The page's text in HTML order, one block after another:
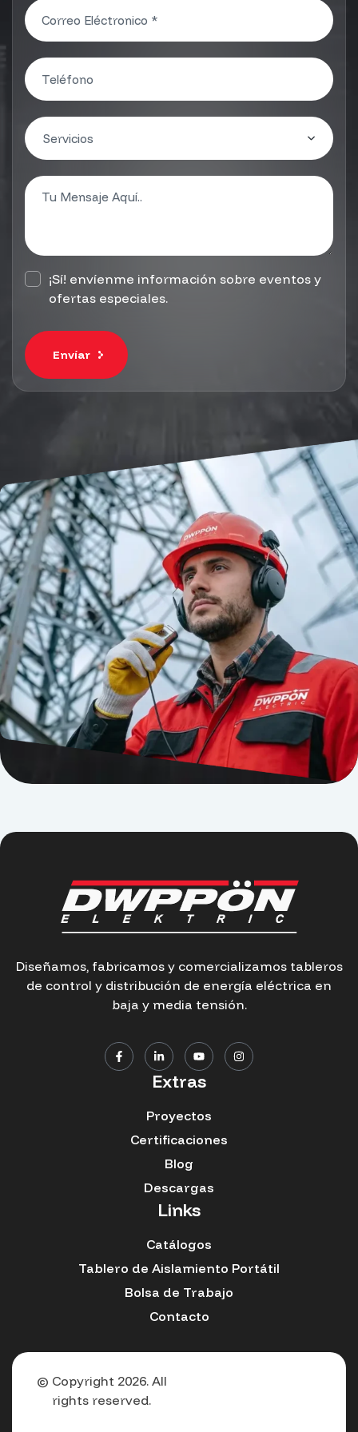
¡Sí! envíenme información sobre eventos y
ofertas especiales.
Envíar
Diseñamos, fabricamos y comercializamos tableros
de control y distribución de energía eléctrica en
baja y media tensión.
Extras
Proyectos
Certificaciones
Blog
Descargas
Links
Catálogos
Tablero de Aislamiento Portátil
Bolsa de Trabajo
Contacto
© Copyright 2026. All
rights reserved.